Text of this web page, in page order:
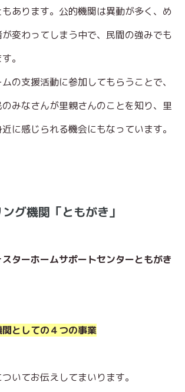
あります。公的機関は異動が多く、め
変わってしまう中で、民間の強みでも
。
の支援活動に参加してもらうことで、
みなさんが里親さんのことを知り、里
に感じられる機会にもなっています。
グ機関「ともがき」
ターホームサポートセンターともがき
としての４つの事業
いてお伝えしてまいります。